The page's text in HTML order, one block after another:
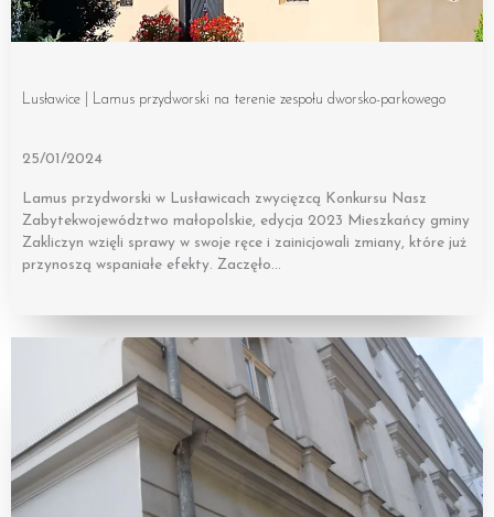
Lusławice | Lamus przydworski na terenie zespołu dworsko-parkowego
25/01/2024
Lamus przydworski w Lusławicach zwycięzcą Konkursu Nasz
Zabytekwojewództwo małopolskie, edycja 2023 Mieszkańcy gminy
Zakliczyn wzięli sprawy w swoje ręce i zainicjowali zmiany, które już
przynoszą wspaniałe efekty. Zaczęło…